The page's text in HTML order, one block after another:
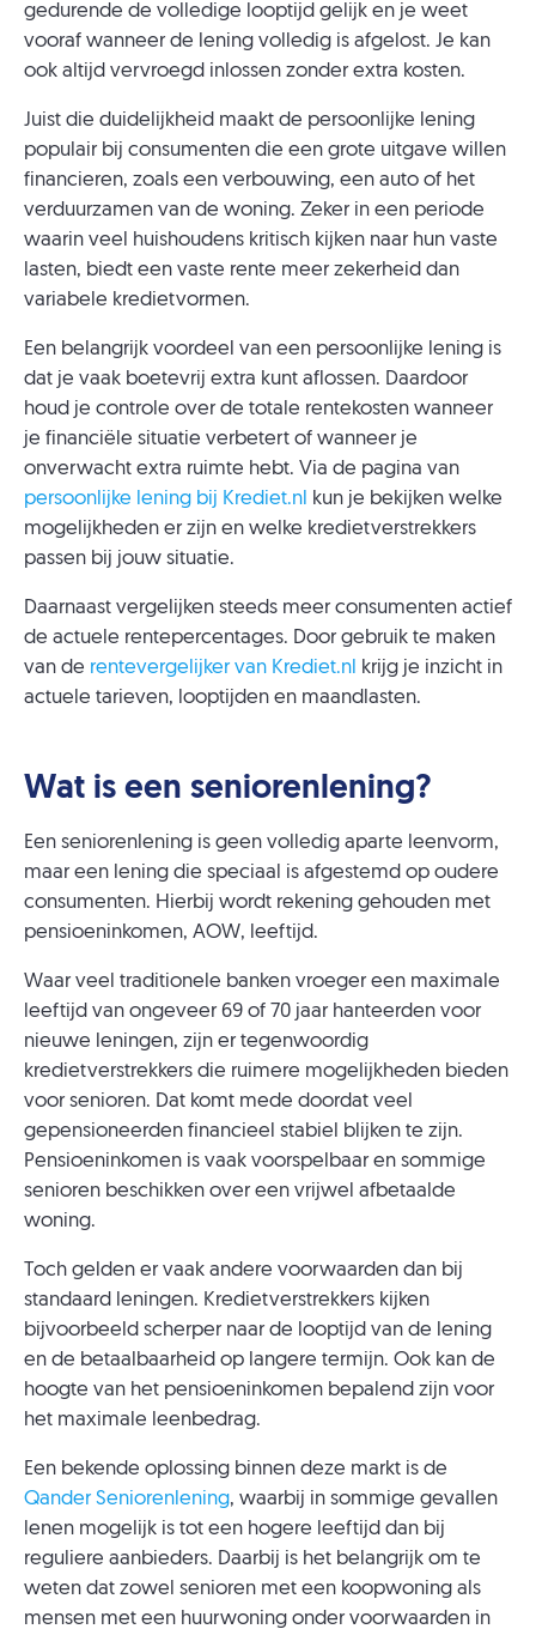
gedurende de volledige looptijd gelijk en je weet
vooraf wanneer de lening volledig is afgelost. Je kan
ook altijd vervroegd inlossen zonder extra kosten.
Juist die duidelijkheid maakt de persoonlijke lening
populair bij consumenten die een grote uitgave willen
financieren, zoals een verbouwing, een auto of het
verduurzamen van de woning. Zeker in een periode
waarin veel huishoudens kritisch kijken naar hun vaste
lasten, biedt een vaste rente meer zekerheid dan
variabele kredietvormen.
Een belangrijk voordeel van een persoonlijke lening is
dat je vaak boetevrij extra kunt aflossen. Daardoor
houd je controle over de totale rentekosten wanneer
je financiële situatie verbetert of wanneer je
onverwacht extra ruimte hebt. Via de pagina van
persoonlijke lening bij Krediet.nl kun je bekijken welke
mogelijkheden er zijn en welke kredietverstrekkers
passen bij jouw situatie.
Daarnaast vergelijken steeds meer consumenten actief
de actuele rentepercentages. Door gebruik te maken
van de rentevergelijker van Krediet.nl krijg je inzicht in
actuele tarieven, looptijden en maandlasten.
Wat is een seniorenlening?
Een seniorenlening is geen volledig aparte leenvorm,
maar een lening die speciaal is afgestemd op oudere
consumenten. Hierbij wordt rekening gehouden met
pensioeninkomen, AOW, leeftijd.
Waar veel traditionele banken vroeger een maximale
leeftijd van ongeveer 69 of 70 jaar hanteerden voor
nieuwe leningen, zijn er tegenwoordig
kredietverstrekkers die ruimere mogelijkheden bieden
voor senioren. Dat komt mede doordat veel
gepensioneerden financieel stabiel blijken te zijn.
Pensioeninkomen is vaak voorspelbaar en sommige
senioren beschikken over een vrijwel afbetaalde
woning.
Toch gelden er vaak andere voorwaarden dan bij
standaard leningen. Kredietverstrekkers kijken
bijvoorbeeld scherper naar de looptijd van de lening
en de betaalbaarheid op langere termijn. Ook kan de
hoogte van het pensioeninkomen bepalend zijn voor
het maximale leenbedrag.
Een bekende oplossing binnen deze markt is de
Qander Seniorenlening, waarbij in sommige gevallen
lenen mogelijk is tot een hogere leeftijd dan bij
reguliere aanbieders. Daarbij is het belangrijk om te
weten dat zowel senioren met een koopwoning als
mensen met een huurwoning onder voorwaarden in